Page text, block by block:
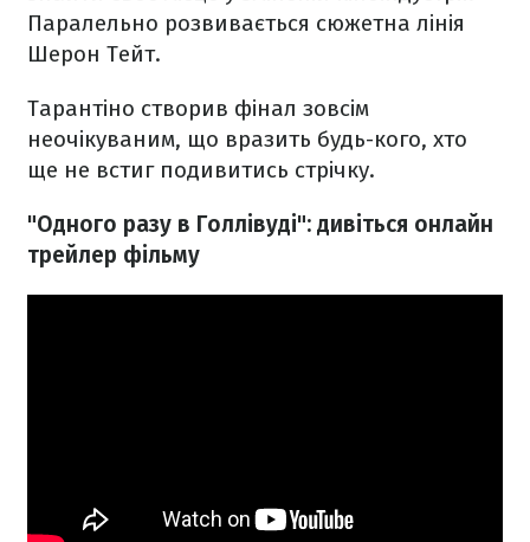
Паралельно розвивається сюжетна лінія
Шерон Тейт.
Тарантіно створив фінал зовсім
неочікуваним, що вразить будь-кого, хто
ще не встиг подивитись стрічку.
"Одного разу в Голлівуді": дивіться онлайн
трейлер фільму